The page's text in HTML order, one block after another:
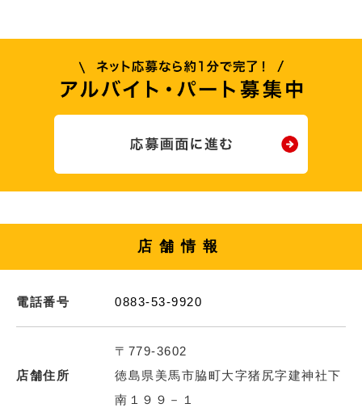
店舗情報
電話番号 0883-53-9920
店舗住所
〒779-3602
徳島県美馬市脇町大字猪尻字建神社下
南１９９－１